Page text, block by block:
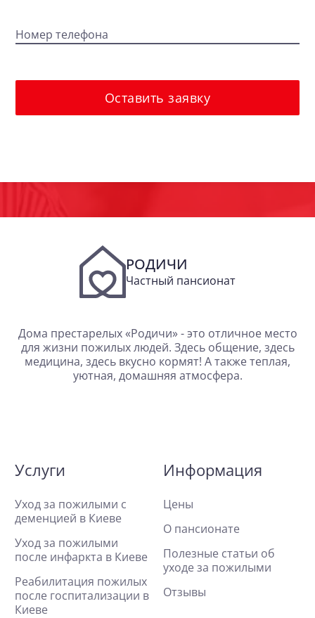
Номер телефона
Оставить заявку
РОДИЧИ
Частный пансионат
Дома престарелых «Родичи» - это отличное место
для жизни пожилых людей. Здесь общение, здесь
медицина, здесь вкусно кормят! А также теплая,
уютная, домашняя атмосфера.
Услуги
Уход за пожилыми с
деменцией в Киеве
Уход за пожилыми
после инфаркта в Киеве
Реабилитация пожилых
после госпитализации в
Киеве
Информация
Цены
О пансионате
Полезные статьи об
уходе за пожилыми
Отзывы